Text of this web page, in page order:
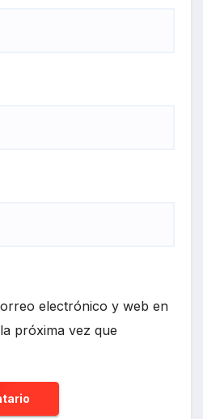
electrónico y web en
próxima vez que